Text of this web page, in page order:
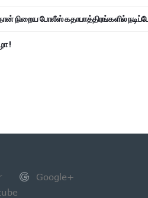
நிறைய போலீஸ் கதாபாத்திரங்களில்
!
Google+